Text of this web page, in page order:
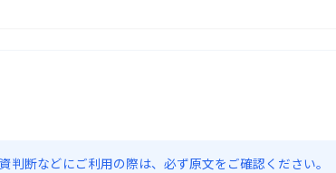
断などにご利用の際は、必ず原文をご確認ください。